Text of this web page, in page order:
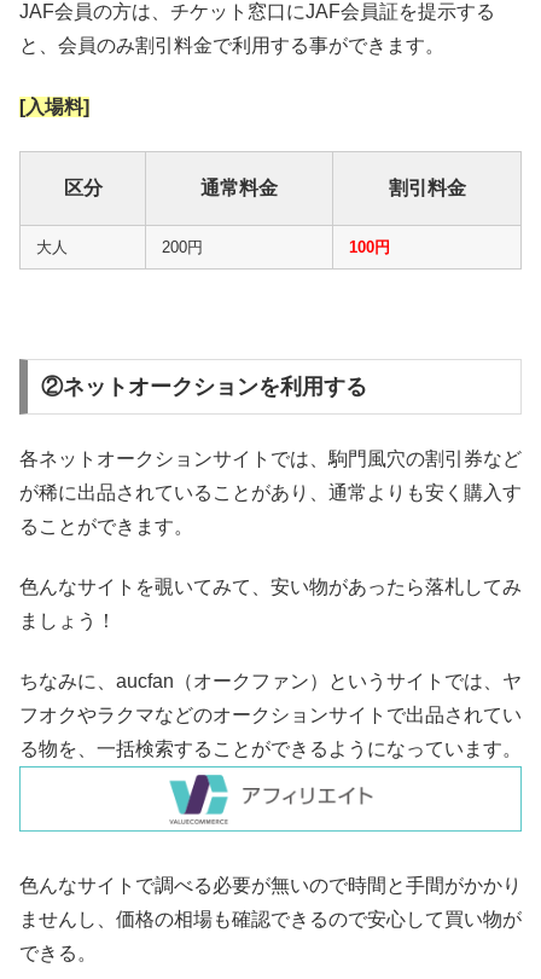
JAF会員の方は、チケット窓口にJAF会員証を提示する
と、会員のみ割引料金で利用する事ができます。
[入場料]
区分 通常料金 割引料金
大人 200円 100円
②ネットオークションを利用する
各ネットオークションサイトでは、駒門風穴の割引券など
が稀に出品されていることがあり、通常よりも安く購入す
ることができます。
色んなサイトを覗いてみて、安い物があったら落札してみ
ましょう！
ちなみに、aucfan（オークファン）というサイトでは、ヤ
フオクやラクマなどのオークションサイトで出品されてい
る物を、一括検索することができるようになっています。
色んなサイトで調べる必要が無いので時間と手間がかかり
ませんし、価格の相場も確認できるので安心して買い物が
できる。